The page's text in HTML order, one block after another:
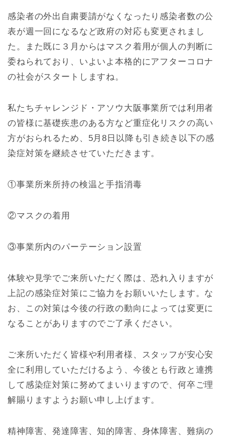
感染者の外出自粛要請がなくなったり感染者数の公
表が週一回になるなど政府の対応も変更されまし
た。また既に３月からはマスク着用が個人の判断に
委ねられており、いよいよ本格的にアフターコロナ
の社会がスタートしますね。
私たちチャレンジド・アソウ大阪事業所では利用者
の皆様に基礎疾患のある方など重症化リスクの高い
方がおられるため、5月8日以降も引き続き以下の感
染症対策を継続させていただきます。
①事業所来所持の検温と手指消毒
②マスクの着用
③事業所内のパーテーション設置
体験や見学でご来所いただく際は、恐れ入りますが
上記の感染症対策にご協力をお願いいたします。な
お、この対策は今後の行政の動向によっては変更に
なることがありますのでご了承ください。
ご来所いただく皆様や利用者様、スタッフが安心安
全に利用していただけるよう、今後とも行政と連携
して感染症対策に努めてまいりますので、何卒ご理
解賜りますようお願い申し上げます。
精神障害、発達障害、知的障害、身体障害、難病の